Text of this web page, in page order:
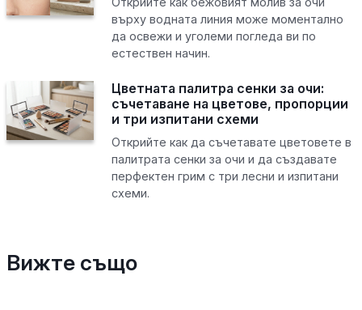
върху водната линия може моментално
да освежи и уголеми погледа ви по
естествен начин.
Цветната палитра сенки за очи:
съчетаване на цветове, пропорции
и три изпитани схеми
Открийте как да съчетавате цветовете в
палитрата сенки за очи и да създавате
перфектен грим с три лесни и изпитани
схеми.
Вижте също